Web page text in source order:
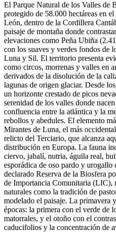
El Parque Natural de los Valles de
protegido de 58.000 hectáreas en
León, dentro de la Cordillera
paisaje de montaña donde
elevaciones como Peña Ubiña
con los suaves y verdes fondos de
Luna y Sil. El territorio presenta
como circos, morrenas y valles en
derivados de la disolución de la
lagunas de origen glaciar. Desde
un horizonte crestado de picos
serenidad de los valles donde
confluencia entre la atlántica y la
rebollos y abedules. El elemento
Mirantes de Luna, el más
relicto del Terciario, que alcanza
distribución en Europa. La fauna
ciervo, jabalí, nutria, águila real,
esporádica de oso pardo y urogallo
declarado Reserva de la Biosfera
de Importancia Comunitaria (LIC),
naturales como la tradición de
modelado el paisaje. La primavera
épocas: la primera con el verde de
matorrales, y el otoño con el
caducifolios y la concentración de